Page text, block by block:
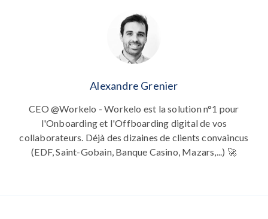
Alexandre Grenier
CEO @Workelo - Workelo est la solution n°1 pour
l'Onboarding et l'Offboarding digital de vos
collaborateurs. Déjà des dizaines de clients convaincus
(EDF, Saint-Gobain, Banque Casino, Mazars,...) 🚀